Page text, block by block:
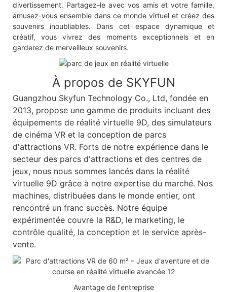
divertissement. Partagez-le avec vos amis et votre famille,
amusez-vous ensemble dans ce monde virtuel et créez des
souvenirs inoubliables. Dans cet espace dynamique et
créatif, vous vivrez des moments exceptionnels et en
garderez de merveilleux souvenirs.
À propos de SKYFUN
Guangzhou Skyfun Technology Co., Ltd, fondée en
2013, propose une gamme de produits incluant des
équipements de réalité virtuelle 9D, des simulateurs
de cinéma VR et la conception de parcs
d'attractions VR. Forts de notre expérience dans le
secteur des parcs d'attractions et des centres de
jeux, nous nous sommes lancés dans la réalité
virtuelle 9D grâce à notre expertise du marché. Nos
machines, distribuées dans le monde entier, ont
rencontré un franc succès. Notre équipe
expérimentée couvre la R&D, le marketing, le
contrôle qualité, la conception et le service après-
vente.
Avantage de l'entreprise